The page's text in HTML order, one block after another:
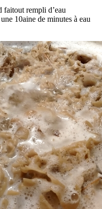
faitout rempli d’eau
10aine de minutes à eau